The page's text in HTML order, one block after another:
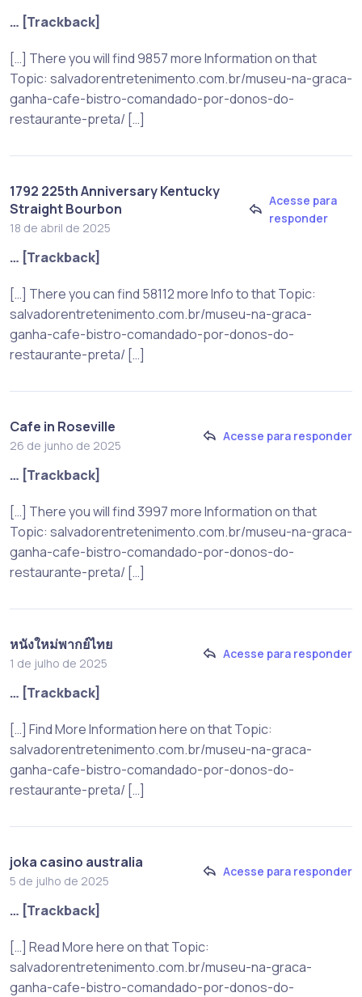
… [Trackback]
[…] There you will find 9857 more Information on that
Topic: salvadorentretenimento.com.br/museu-na-graca-
ganha-cafe-bistro-comandado-por-donos-do-
restaurante-preta/ […]
1792 225th Anniversary Kentucky
Straight Bourbon
18 de abril de 2025
Acesse para
responder
… [Trackback]
[…] There you can find 58112 more Info to that Topic:
salvadorentretenimento.com.br/museu-na-graca-
ganha-cafe-bistro-comandado-por-donos-do-
restaurante-preta/ […]
Cafe in Roseville
26 de junho de 2025
Acesse para responder
… [Trackback]
[…] There you will find 3997 more Information on that
Topic: salvadorentretenimento.com.br/museu-na-graca-
ganha-cafe-bistro-comandado-por-donos-do-
restaurante-preta/ […]
หนังใหม่พากย์ไทย
1 de julho de 2025
Acesse para responder
… [Trackback]
[…] Find More Information here on that Topic:
salvadorentretenimento.com.br/museu-na-graca-
ganha-cafe-bistro-comandado-por-donos-do-
restaurante-preta/ […]
joka casino australia
5 de julho de 2025
Acesse para responder
… [Trackback]
[…] Read More here on that Topic:
salvadorentretenimento.com.br/museu-na-graca-
ganha-cafe-bistro-comandado-por-donos-do-